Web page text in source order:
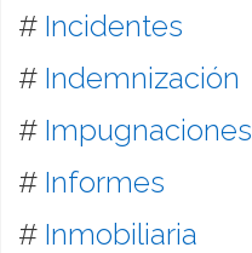
# Incidentes
# Indemnización
# Impugnaciones
# Informes
# Inmobiliaria